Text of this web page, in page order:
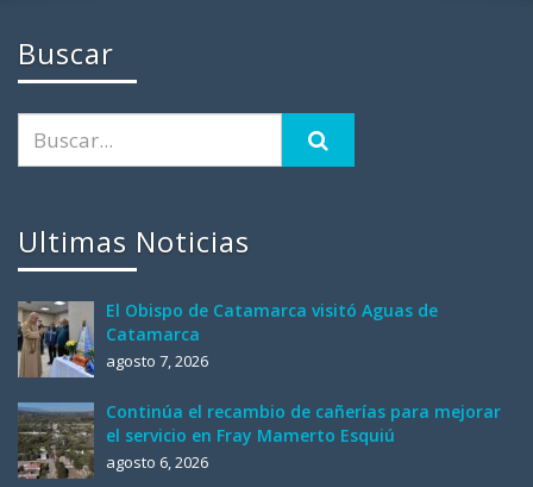
Buscar
Ultimas Noticias
El Obispo de Catamarca visitó Aguas de
Catamarca
agosto 7, 2026
Continúa el recambio de cañerías para mejorar
el servicio en Fray Mamerto Esquiú
agosto 6, 2026